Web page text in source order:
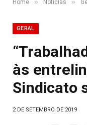
Home » Notícias »
GERAL
às
Sindicato
2 DE SETEMBRO DE 2019